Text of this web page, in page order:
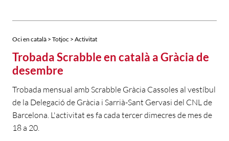
Oci en català > Totjoc > Activitat
Trobada Scrabble en català a Gràcia de
desembre
Trobada mensual amb Scrabble Gràcia Cassoles al vestíbul
de la Delegació de Gràcia i Sarrià-Sant Gervasi del CNL de
Barcelona. L'activitat es fa cada tercer dimecres de mes de
18 a 20.